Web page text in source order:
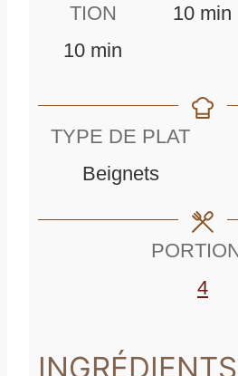
TION
10m
n
u
min
10m
u
s
min
TYPE DE PLAT
Beignets
4
INGRÉDIENTS